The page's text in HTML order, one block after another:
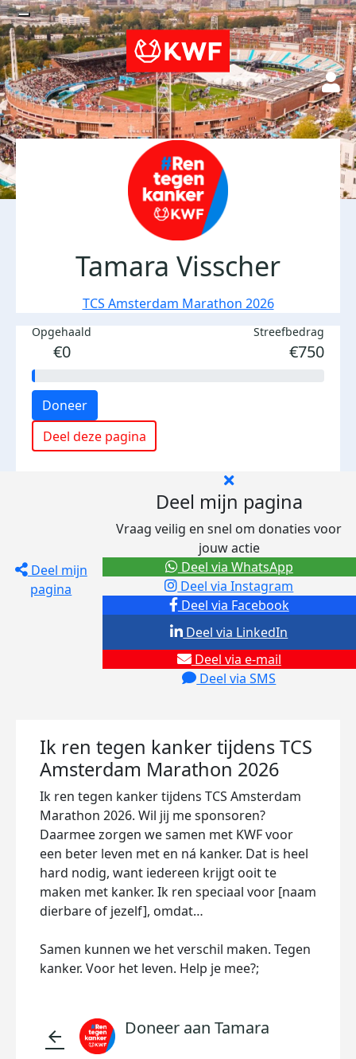
Tamara Visscher
TCS Amsterdam Marathon 2026
Opgehaald
€0
Streefbedrag
€750
Doneer
Deel deze pagina
Deel mijn
pagina
Deel mijn pagina
Vraag veilig en snel om donaties voor
jouw actie
Deel via Facebook
Deel via Instagram
Deel via e-mail
Deel via SMS
Deel via LinkedIn
Deel via WhatsApp
Ik ren tegen kanker tijdens TCS
Amsterdam Marathon 2026
Ik ren tegen kanker tijdens TCS Amsterdam
Marathon 2026. Wil jij me sponsoren?
Daarmee zorgen we samen met KWF voor
een beter leven met en ná kanker. Dat is heel
hard nodig, want iedereen krijgt ooit te
maken met kanker. Ik ren speciaal voor [naam
dierbare of jezelf], omdat…
Samen kunnen we het verschil maken. Tegen
kanker. Voor het leven. Help je mee?;
arrow_back Doneer aan Tamara